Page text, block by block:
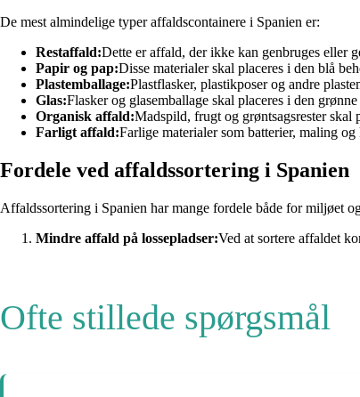
De mest almindelige typer affaldscontainere i Spanien er:
Restaffald:Dette er affald, der ikke kan genbruges eller
Papir og pap:Disse materialer skal placeres i den blå
Plastemballage:Plastflasker, plastikposer og andre
Glas:Flasker og glasemballage skal placeres i den
Organisk affald:Madspild, frugt og grøntsagsrester skal
Farligt affald:Farlige materialer som batterier, maling
Fordele ved affaldssortering i Spanien
Affaldssortering i Spanien har mange fordele både for miljøet
Mindre affald på lossepladser:Ved at sortere affaldet
Ofte stillede spørgsmål